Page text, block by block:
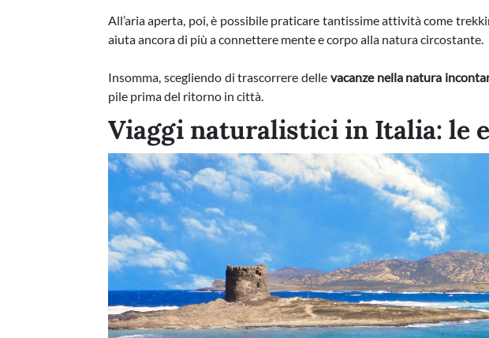
All’aria aperta, poi, è possibile praticare tantissime attività come
aiuta ancora di più a connettere mente e corpo alla natura circostante.
Insomma, scegliendo di trascorrere delle vacanze nella natura
pile prima del ritorno in città.
Viaggi naturalistici in Italia: le